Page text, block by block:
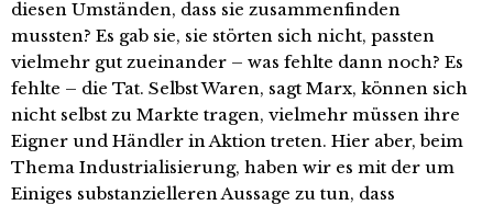
diesen Umständen, dass sie zusammenfinden
mussten? Es gab sie, sie störten sich nicht, passten
vielmehr gut zueinander – was fehlte dann noch? Es
fehlte – die Tat. Selbst Waren, sagt Marx, können sich
nicht selbst zu Markte tragen, vielmehr müssen ihre
Eigner und Händler in Aktion treten. Hier aber, beim
Thema Industrialisierung, haben wir es mit der um
Einiges substanzielleren Aussage zu tun, dass